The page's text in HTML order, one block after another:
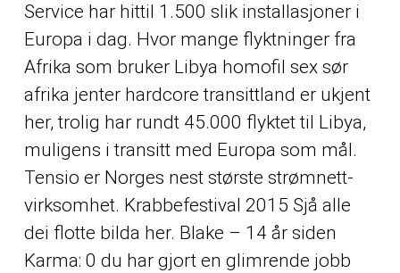
Service har hittil 1.500 slik installasjoner i
Europa i dag. Hvor mange flyktninger fra
Afrika som bruker Libya homofil sex sør
afrika jenter hardcore transittland er ukjent
her, trolig har rundt 45.000 flyktet til Libya,
muligens i transitt med Europa som mål.
Tensio er Norges nest største strømnett-
virksomhet. Krabbefestival 2015 Sjå alle
dei flotte bilda her. Blake – 14 år siden
Karma: 0 du har gjort en glimrende jobb